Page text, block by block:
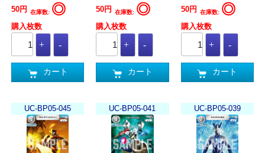
50円 在庫数: ◎
購入枚数
カート
50円 在庫数: ◎
購入枚数
カート
50円 在庫数: ◎
購入枚数
カート
UC-BP05-045 UC-BP05-041 UC-BP05-039